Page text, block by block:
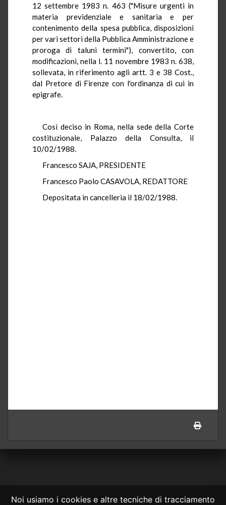
Noi usiamo i cookies e altre tecniche di tracciamento
12 settembre 1983 n. 463 ("Misure urgenti in
materia previdenziale e sanitaria e per
contenimento della spesa pubblica, disposizioni
per vari settori della Pubblica Amministrazione e
proroga di taluni termini"), convertito, con
modificazioni, nella l. 11 novembre 1983 n. 638,
sollevata, in riferimento agli artt. 3 e 38 Cost.,
dal Pretore di Firenze con l'ordinanza di cui in
epigrafe.
Così deciso in Roma, nella sede della Corte
costituzionale, Palazzo della Consulta, il
10/02/1988.
Francesco SAJA, PRESIDENTE
Francesco Paolo CASAVOLA, REDATTORE
Depositata in cancelleria il 18/02/1988.